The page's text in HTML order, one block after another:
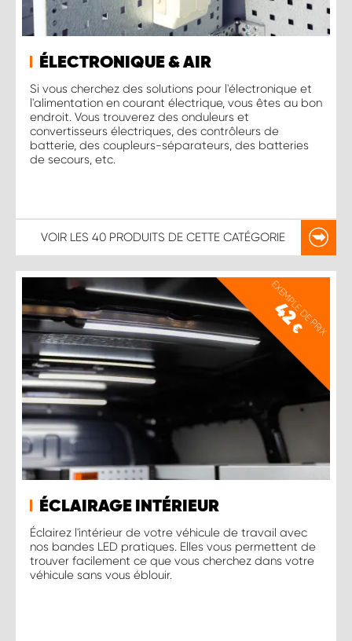
ÉLECTRONIQUE & AIR
Si vous cherchez des solutions pour l'électronique et
l'alimentation en courant électrique, vous êtes au bon
endroit. Vous trouverez des onduleurs et
convertisseurs électriques, des contrôleurs de
batterie, des coupleurs-séparateurs, des batteries
de secours, etc.
VOIR LES 40 PRODUITS DE CETTE CATÉGORIE
EXEMPLE DE PRIX
42
€
ÉCLAIRAGE INTÉRIEUR
Éclairez l'intérieur de votre véhicule de travail avec
nos bandes LED pratiques. Elles vous permettent de
trouver facilement ce que vous cherchez dans votre
véhicule sans vous éblouir.